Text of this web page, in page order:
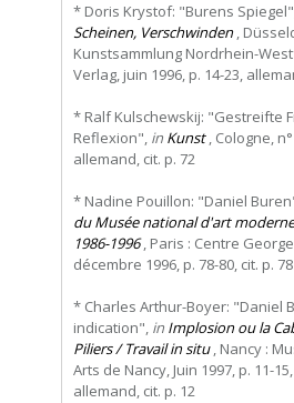
* Doris Krystof: "Burens
Scheinen, Verschwinden,
Kunstsammlung Nordrhein-
Verlag, juin 1996, p. 14-23,
* Ralf Kulschewskij: "Gestreifte
Reflexion", in Kunst, Cologne, n°
allemand, cit. p. 72
* Nadine Pouillon: "Daniel
du Musée national d'art
1986-1996, Paris : Centre
décembre 1996, p. 78-80, cit. p. 78
* Charles Arthur-Boyer: "Daniel
indication", in Implosion ou la
Piliers / Travail in situ, Nancy :
Arts de Nancy, Juin 1997, p. 11-
allemand, cit. p. 12